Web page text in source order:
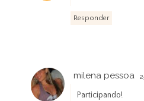
Responder
milena pessoa
Participando!